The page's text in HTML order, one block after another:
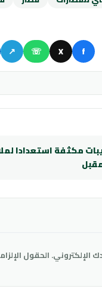
f
X
☏
↗
مكثفة استعدادا
الإلكتروني. الحقول